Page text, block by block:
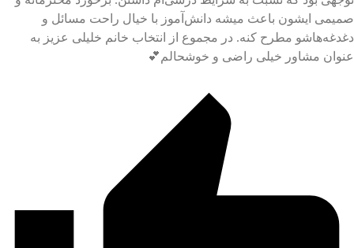
ایشون باعث میشه دانش‌آموز با خیال راحت مسائل و
مطرح کنه. در مجموع از انتخاب خانم خلیلی عزیز به
مشاور خیلی راضی و خوشحالم💕